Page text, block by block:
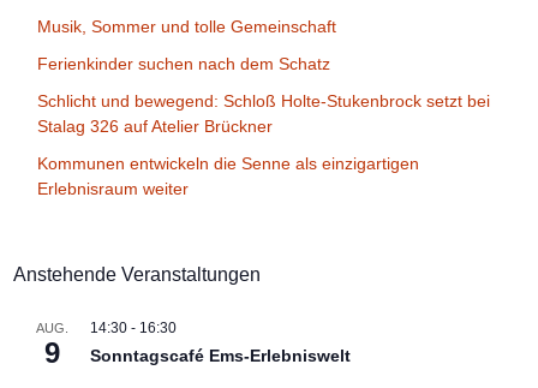
Musik, Sommer und tolle Gemeinschaft
Ferienkinder suchen nach dem Schatz
Schlicht und bewegend: Schloß Holte-Stukenbrock setzt bei
Stalag 326 auf Atelier Brückner
Kommunen entwickeln die Senne als einzigartigen
Erlebnisraum weiter
Anstehende Veranstaltungen
AUG.
9
14:30 - 16:30
Sonntagscafé Ems-Erlebniswelt